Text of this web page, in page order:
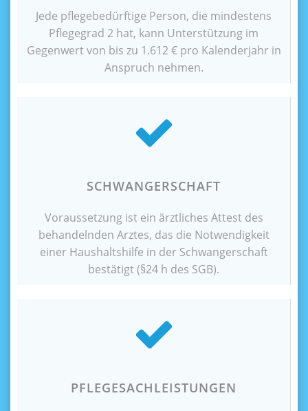
Jede pflegebedürftige Person, die mindestens
Pflegegrad 2 hat, kann Unterstützung im
Gegenwert von bis zu 1.612 € pro Kalenderjahr in
Anspruch nehmen.
SCHWANGERSCHAFT
Voraussetzung ist ein ärztliches Attest des
behandelnden Arztes, das die Notwendigkeit
einer Haushaltshilfe in der Schwangerschaft
bestätigt (§24 h des SGB).
PFLEGESACHLEISTUNGEN